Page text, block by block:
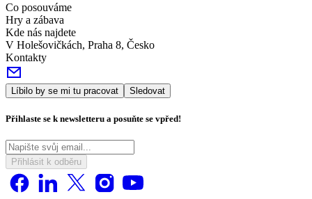
Co posouváme
Hry a zábava
Kde nás najdete
V Holešovičkách, Praha 8, Česko
Kontakty
Líbilo by se mi tu pracovat Sledovat
Přihlaste se k newsletteru a posuňte se vpřed!
Přihlásit k odběru